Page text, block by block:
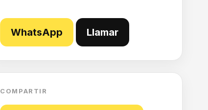
WhatsApp Llamar
COMPARTIR